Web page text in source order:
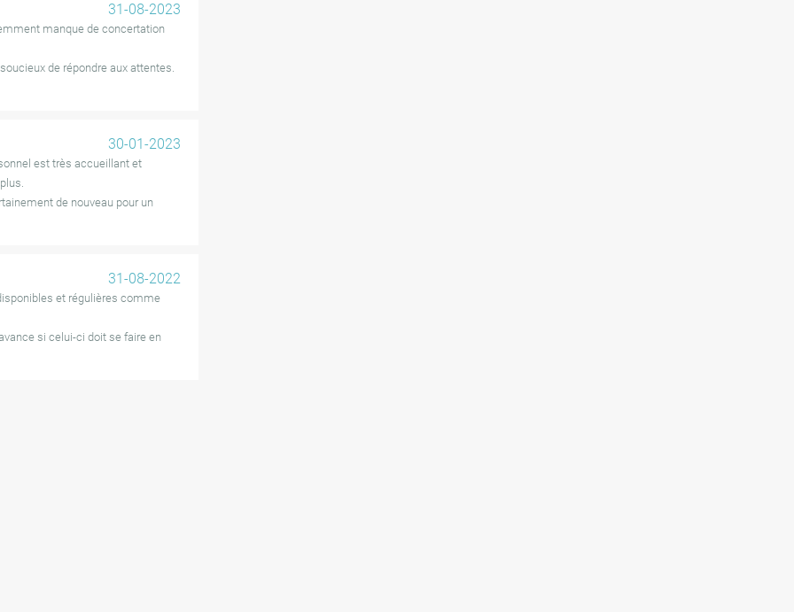
manque de concertation
de répondre aux attentes.
31-08-2023
est très accueillant et
de nouveau pour un
30-01-2023
et régulières comme
si celui-ci doit se faire en
31-08-2022